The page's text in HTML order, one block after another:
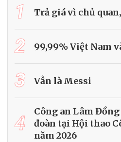
1 Trả giá vì chủ
2 99,99% Việt Nam
3 Vẫn là Messi
4
Công an Lâm
đoàn tại Hội thao
năm 2026